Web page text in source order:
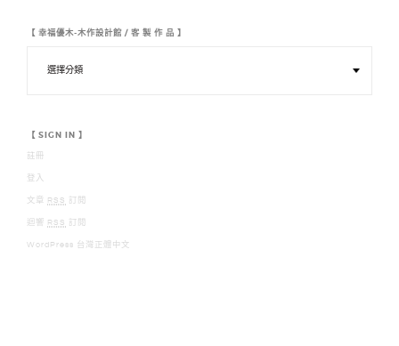
【 幸福優木-木作設計館 / 客 製 作 品 】
木
設
計
館
/
製
作
【 SIGN IN 】
註冊
登入
文章 RSS 訂閱
迴響 RSS 訂閱
WordPress 台灣正體中文